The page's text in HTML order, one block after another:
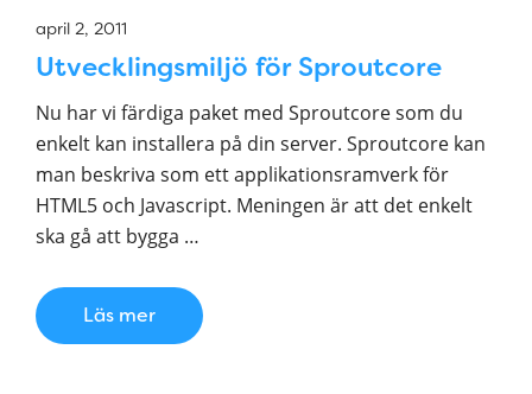
april 2, 2011
Utvecklingsmiljö för Sproutcore
Nu har vi färdiga paket med Sproutcore som du
enkelt kan installera på din server. Sproutcore kan
man beskriva som ett applikationsramverk för
HTML5 och Javascript. Meningen är att det enkelt
ska gå att bygga …
Läs mer